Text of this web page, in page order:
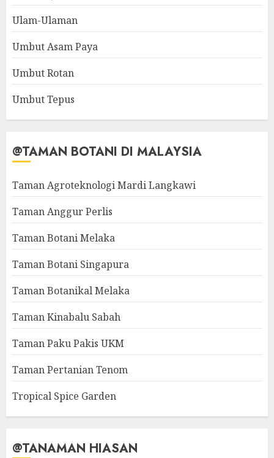
Ulam-Ulaman
Umbut Asam Paya
Umbut Rotan
Umbut Tepus
@TAMAN BOTANI DI MALAYSIA
Taman Agroteknologi Mardi Langkawi
Taman Anggur Perlis
Taman Botani Melaka
Taman Botani Singapura
Taman Botanikal Melaka
Taman Kinabalu Sabah
Taman Paku Pakis UKM
Taman Pertanian Tenom
Tropical Spice Garden
@TANAMAN HIASAN